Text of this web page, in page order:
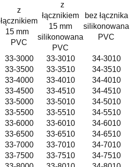
z
łącznikiem
15 mm
PVC
z
łącznikiem
15 mm
silikonowana
PVC
bez łącznika
silikonowana
PVC
33-3000 33-3010
34-3010
33-3500 33-3510
34-3510
33-4000 33-4010
34-4010
33-4500 33-4510
34-4510
33-5000 33-5010
34-5010
33-5500 33-5510
34-5510
33-6000 33-6010
34-6010
33-6500 33-6510
34-6510
33-7000 33-7010
34-7010
33-7500 33-7510
34-7510